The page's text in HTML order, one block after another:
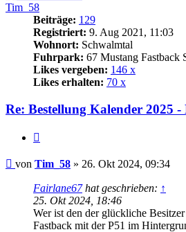
Tim_58
Beiträge: 129
Registriert: 9. Aug 2021, 11:03
Wohnort: Schwalmtal
Fuhrpark: 67 Mustang Fastback
Likes vergeben: 146 x
Likes erhalten: 70 x
Re: Bestellung Kalender 2025 -
Beitrag
von Tim_58 » 26. Okt 2024, 09:34
Fairlane67hat geschrieben: ↑
25. Okt 2024, 18:46
Wer ist den der glückliche
Fastback mit der P51 im